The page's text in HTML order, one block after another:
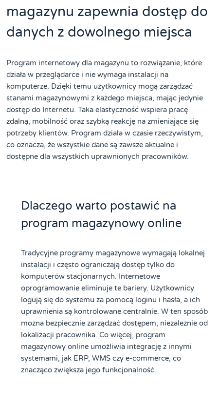
magazynu zapewnia dostęp do
danych z dowolnego miejsca
Program internetowy dla magazynu to rozwiązanie, które
działa w przeglądarce i nie wymaga instalacji na
komputerze. Dzięki temu użytkownicy mogą zarządzać
stanami magazynowymi z każdego miejsca, mając jedynie
dostęp do Internetu. Taka elastyczność wspiera pracę
zdalną, mobilność oraz szybką reakcję na zmieniające się
potrzeby klientów. Program działa w czasie rzeczywistym,
co oznacza, że wszystkie dane są zawsze aktualne i
dostępne dla wszystkich uprawnionych pracowników.
Dlaczego warto postawić na
program magazynowy online
Tradycyjne programy magazynowe wymagają lokalnej
instalacji i często ograniczają dostęp tylko do
komputerów stacjonarnych. Internetowe
oprogramowanie eliminuje te bariery. Użytkownicy
logują się do systemu za pomocą loginu i hasła, a ich
uprawnienia są kontrolowane centralnie. W ten sposób
można bezpiecznie zarządzać dostępem, niezależnie od
lokalizacji pracownika. Co więcej, program
magazynowy online umożliwia integrację z innymi
systemami, jak ERP, WMS czy e-commerce, co
znacząco zwiększa jego funkcjonalność.